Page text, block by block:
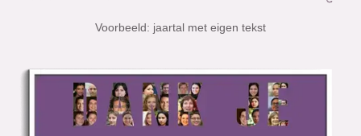
Voorbeeld: jaartal met eigen tekst